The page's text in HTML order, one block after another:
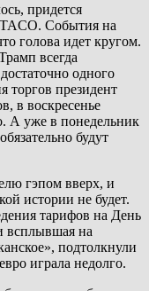
придется
События на
голова идет кругом.
всегда
одного
торгов президент
в воскресенье
А уже в понедельник
будут
гэпом вверх, и
истории не будет.
тарифов на День
всплывшая на
подтолкнули
играла недолго.